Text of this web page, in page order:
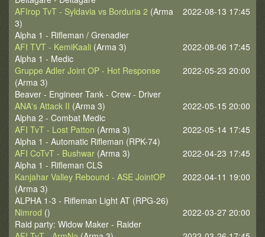
2022-08-13 17:45
AFIrop TvT - Syldavia vs Borduria 2 (Arma
3)
Alpha 1 - Rifleman / Grenadier
2022-08-06 17:45
AFI TVT - KemiKaali (Arma 3)
Alpha 1 - Medic
2022-05-23 20:00
Gruppe Adler Joint OP - Hot Response
(Arma 3)
Beaver - Engineer Tank - Crew - Driver
2022-05-15 20:00
ANA's Attack II (Arma 3)
Alpha 2 - Combat Medic
2022-05-14 17:45
AFI TvT - Lost Patton (Arma 3)
Alpha 1 - Automatic Rifleman (RPK-74)
2022-04-23 17:45
AFI CoTvT - Bushwar (Arma 3)
Alpha 1 - Rifleman CLS
2022-04-11 19:00
Kanjahar Valley Rebound - ASE JointOP
(Arma 3)
ALPHA 1-3 - Rifleman Light AT (RPG-26)
2022-03-27 20:00
Nimrod ()
Raid party: Widow Maker - Raider